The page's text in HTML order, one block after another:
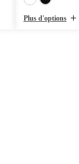
Plus d'options